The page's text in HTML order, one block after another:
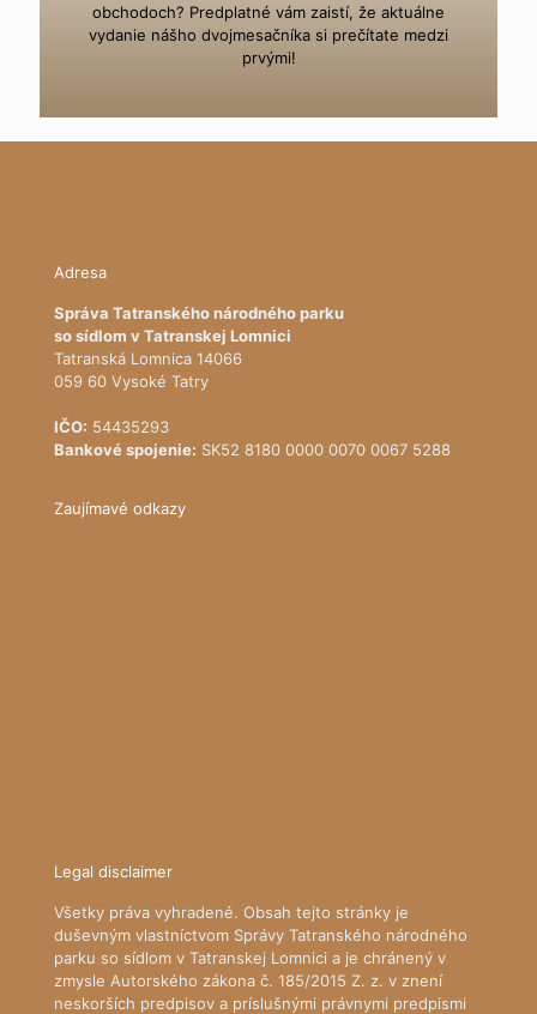
obchodoch? Predplatné vám zaistí, že aktuálne
vydanie nášho dvojmesačníka si prečítate medzi
prvými!
Adresa
Správa Tatranského národného parku
so sídlom v Tatranskej Lomnici
Tatranská Lomnica 14066
059 60 Vysoké Tatry
IČO: 54435293
Bankové spojenie: SK52 8180 0000 0070 0067 5288
Zaujímavé odkazy
Legal disclaimer
Všetky práva vyhradené. Obsah tejto stránky je
duševným vlastníctvom Správy Tatranského národného
parku so sídlom v Tatranskej Lomnici a je chránený v
zmysle Autorského zákona č. 185/2015 Z. z. v znení
neskorších predpisov a príslušnými právnymi predpismi